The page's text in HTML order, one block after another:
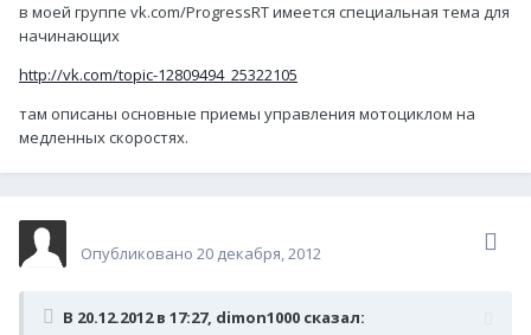
в моей группе vk.com/ProgressRT имеется специальная тема для
начинающих
http://vk.com/topic-12809494_25322105
там описаны основные приемы управления мотоциклом на
медленных скоростях.
Опубликовано 20 декабря, 2012
В 20.12.2012 в 17:27, dimon1000 сказал: